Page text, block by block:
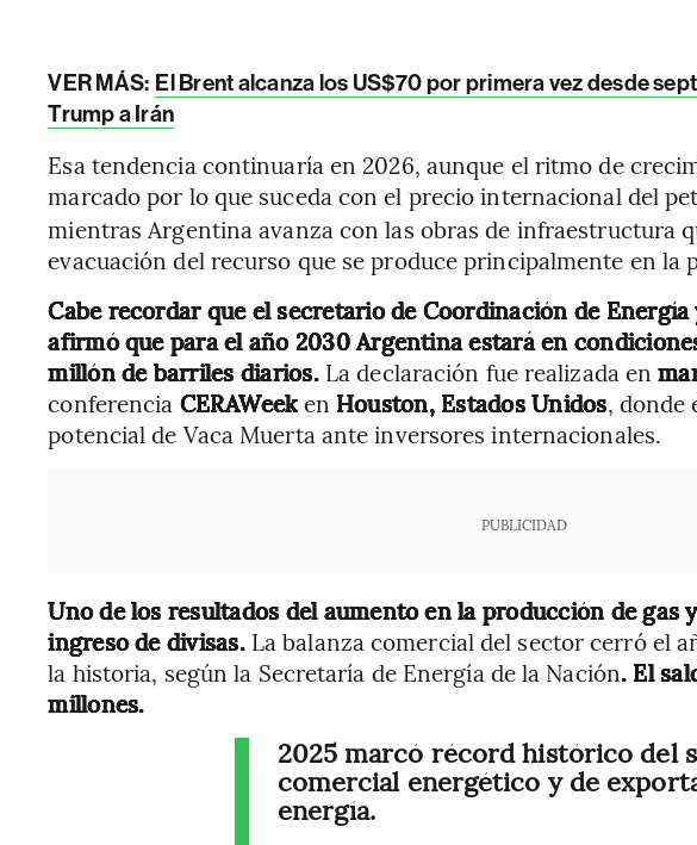
VER MÁS: El Brent alcanza los US$70 por primera vez desde
Trump a Irán
Esa tendencia continuaría en 2026, aunque el ritmo de
marcado por lo que suceda con el precio internacional del
mientras Argentina avanza con las obras de infraestructura
evacuación del recurso que se produce principalmente en la
Cabe recordar que el secretario de Coordinación de
afirmó que para el año 2030 Argentina estará en
millón de barriles diarios. La declaración fue realizada en
conferencia CERAWeeken Houston, Estados Unidos, donde
potencial de Vaca Muerta ante inversores internacionales.
PUBLICIDAD
Uno de los resultados del aumento en la producción de gas
ingreso de divisas.La balanza comercial del sector cerró el
la historia, según la Secretaría de Energía de la Nación. El
millones.
2025 marcó récord histórico del
comercial energético y de
energía.